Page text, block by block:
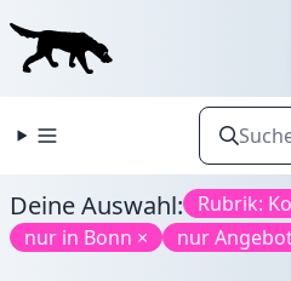
Deine Auswahl:
Rubrik:
nur in Bonn ×
nur